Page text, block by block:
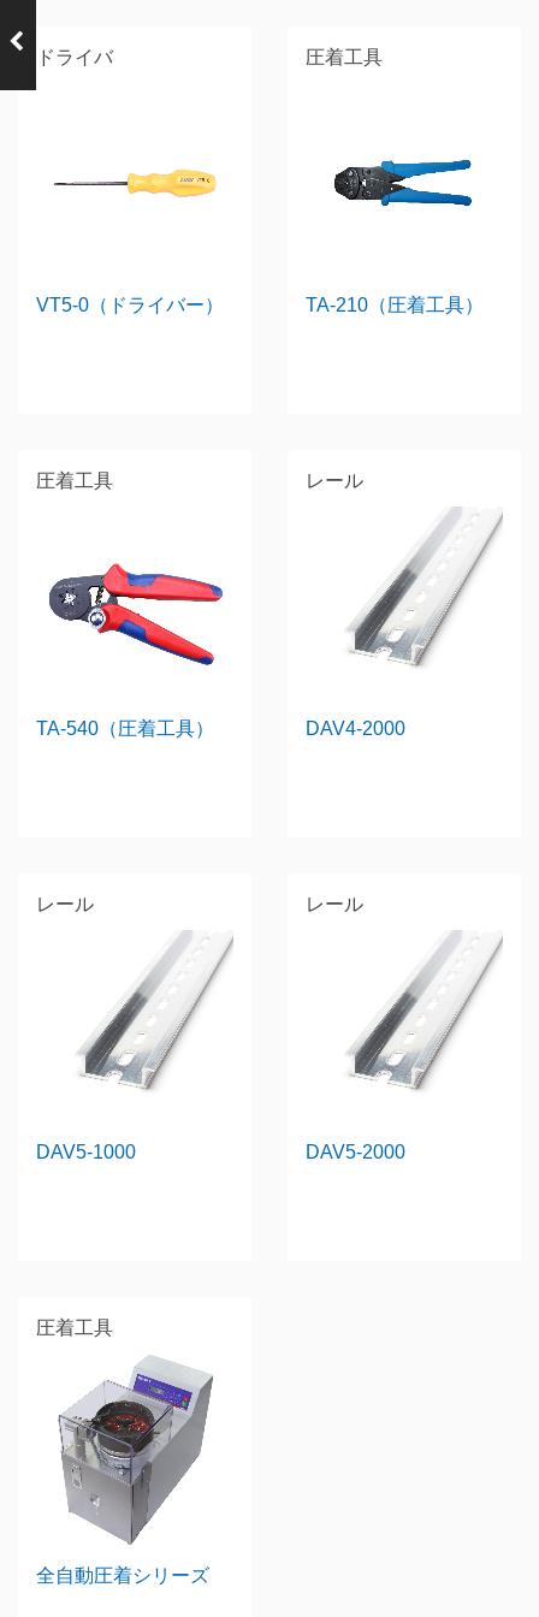
ドライバ
VT5-0（ドライバー）
圧着工具
TA-210（圧着工具）
圧着工具
TA-540（圧着工具）
レール
DAV4-2000
レール
DAV5-1000
レール
DAV5-2000
圧着工具
全自動圧着シリーズ
VTX-1.5/3B